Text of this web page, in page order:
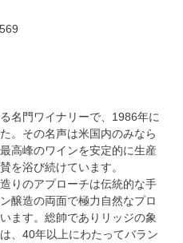
名門ワイナリーで、1986年に
。その名声は米国内のみなら
高峰のワインを安定的に生産
を浴び続けています。
りのアプローチは伝統的な手
醸造の両面で極力自然なプロ
ます。総帥でありリッジの象
、40年以上にわたってバラン